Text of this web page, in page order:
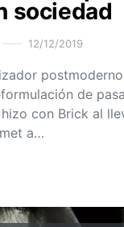
sociedad
12/12/2019
de
con Brick al
a…